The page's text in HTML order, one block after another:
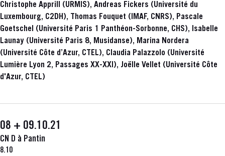
Christophe Apprill (URMIS), Andreas Fickers (Université du
Luxembourg, C2DH), Thomas Fouquet (IMAF, CNRS), Pascale
Goetschel (Université Paris 1 Panthéon-Sorbonne, CHS), Isabelle
Launay (Université Paris 8, Musidanse), Marina Nordera
(Université Côte d’Azur, CTEL), Claudia Palazzolo (Université
Lumière Lyon 2, Passages XX-XXI), Joëlle Vellet (Université Côte
d'Azur, CTEL)
08 + 09.10.21
CN D à Pantin
8.10